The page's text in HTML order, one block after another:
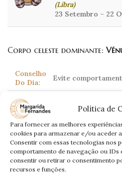
Política de
Para fornecer as melhores
cookies para armazenar e/ou aceder
Consentir com essas tecnologias nos
comportamento de navegação ou IDs
consentir ou retirar o consentimento
recursos e funções.
(Libra)
23 Setembro – 22
Corpo celeste dominante:
Conselho
Do Dia:
Evite
Amor:
Trabalho:
Dinheiro:
Poderá gastar em
Saúde:
Sujeito a ansiedade.